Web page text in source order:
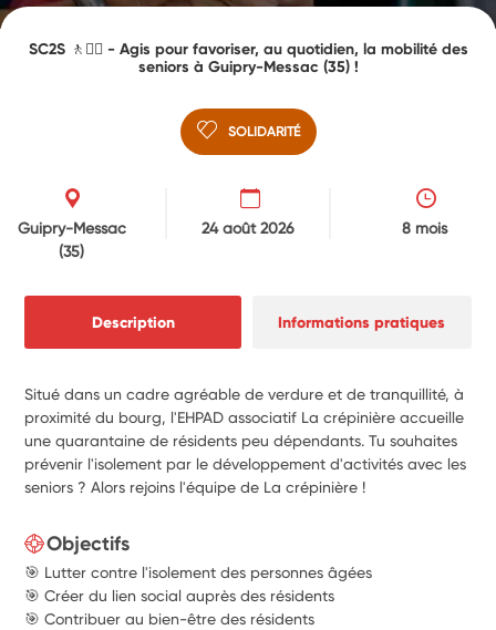
SC2S 🚶🤸‍♂️ - Agis pour favoriser, au quotidien, la mobilité des
seniors à Guipry-Messac (35) !
SOLIDARITÉ
Guipry-Messac
(35)
24 août 2026 8 mois
Description Informations pratiques
Situé dans un cadre agréable de verdure et de tranquillité, à
proximité du bourg, l'EHPAD associatif La crépinière accueille
une quarantaine de résidents peu dépendants. Tu souhaites
prévenir l'isolement par le développement d'activités avec les
seniors ? Alors rejoins l'équipe de La crépinière !
Objectifs
🎯 Lutter contre l'isolement des personnes âgées
🎯 Créer du lien social auprès des résidents
🎯 Contribuer au bien-être des résidents